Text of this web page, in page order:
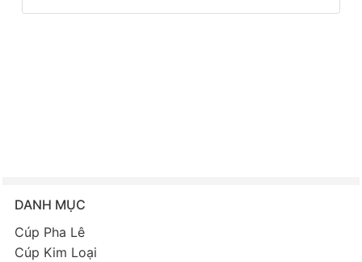
DANH MỤC
Cúp Pha Lê
Cúp Kim Loại